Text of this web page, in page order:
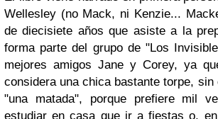
Wellesley (no Mack, ni Kenzie...
de diecisiete años que asiste a la
forma parte del grupo de "Los
mejores amigos Jane y Corey, ya
considera una chica bastante torpe,
"una matada", porque prefiere mil
estudiar en casa que ir a fiestas o,